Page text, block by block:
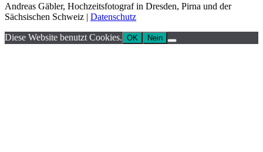
Andreas Gäbler, Hochzeitsfotograf in Dresden, Pirna und der
Sächsischen Schweiz | Datenschutz
Diese Website benutzt Cookies. OK Nein